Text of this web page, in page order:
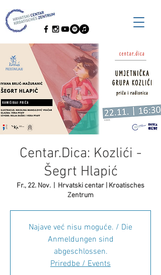
Centar.Dica: Kozlići -
Šegrt Hlapić
Fr., 22. Nov.
  |
Hrvatski centar | Kroatisches
Zentrum
Najave već nisu moguće. / Die
Anmeldungen sind
abgeschlossen.
Priredbe / Events